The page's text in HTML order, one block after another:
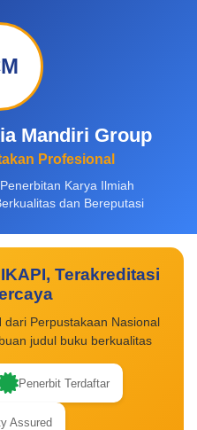
Mandiri Group
Profesional
Karya Ilmiah
dan Bereputasi
Terakreditasi
Perpustakaan Nasional
judul buku berkualitas
Penerbit Terdaftar
Assured